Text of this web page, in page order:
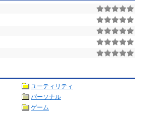
ユーティリティ
パーソナル
ゲーム